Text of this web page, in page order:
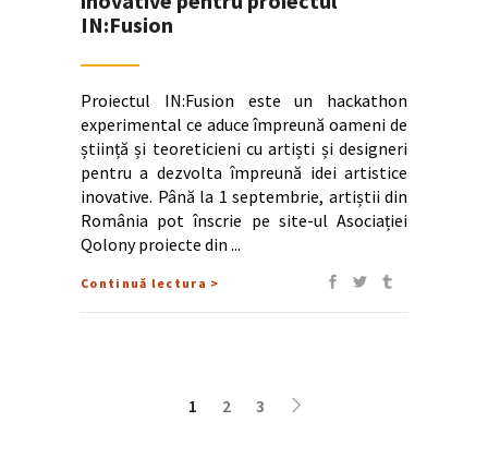
IN:Fusion
Proiectul IN:Fusion este un hackathon
experimental ce aduce împreună oameni de
știință și teoreticieni cu artiști și designeri
pentru a dezvolta împreună idei artistice
inovative. Până la 1 septembrie, artiștii din
România pot înscrie pe site-ul Asociației
Qolony proiecte din
Continuă lectura >
1 2 3